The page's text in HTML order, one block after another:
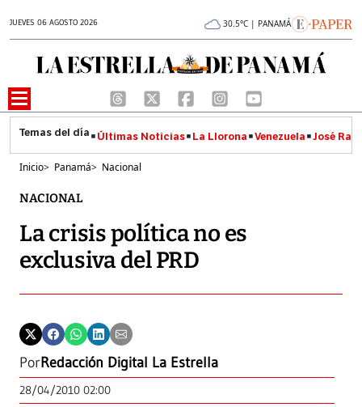
JUEVES 06 AGOSTO 2026 30.5°C | PANAMÁ
Últimas Noticias La Llorona Venezuela José
Inicio> Panamá> Nacional
NACIONAL
La crisis política no es
exclusiva del PRD
PorRedacción Digital La Estrella
28/04/2010 02:00